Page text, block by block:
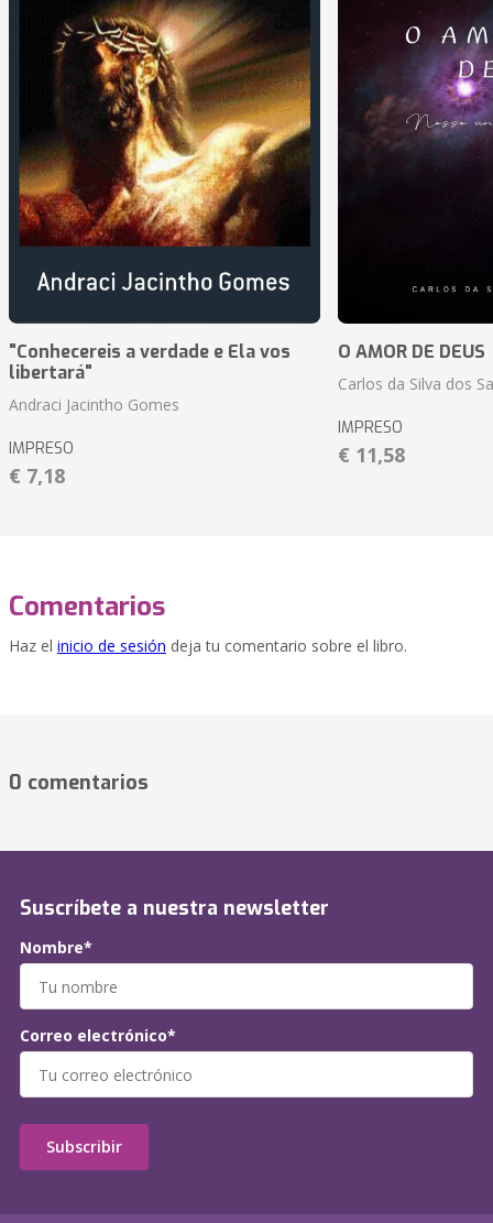
"Conhecereis a verdade e Ela vos
libertará"
Andraci Jacintho Gomes
IMPRESO
€ 7,18
O AMOR DE DEUS
Carlos da Silva dos
IMPRESO
€ 11,58
Comentarios
Haz el inicio de sesión deja tu comentario sobre el libro.
0 comentarios
Suscríbete a nuestra newsletter
Nombre*
Correo electrónico*
Subscribir